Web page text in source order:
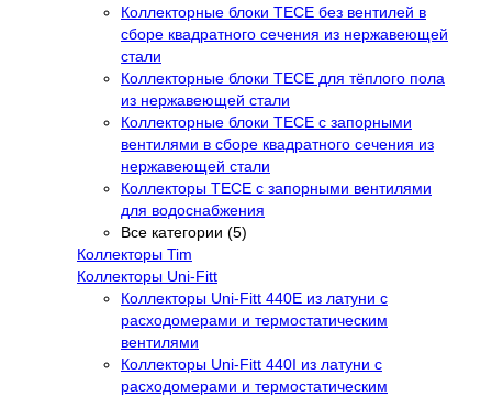
Коллекторные блоки TECE без вентилей в
сборе квадратного сечения из нержавеющей
стали
Коллекторные блоки TECE для тёплого пола
из нержавеющей стали
Коллекторные блоки TECE с запорными
вентилями в сборе квадратного сечения из
нержавеющей стали
Коллекторы TECE с запорными вентилями
для водоснабжения
Все категории (5)
Коллекторы Tim
Коллекторы Uni-Fitt
Коллекторы Uni-Fitt 440E из латуни с
расходомерами и термостатическим
вентилями
Коллекторы Uni-Fitt 440I из латуни с
расходомерами и термостатическим